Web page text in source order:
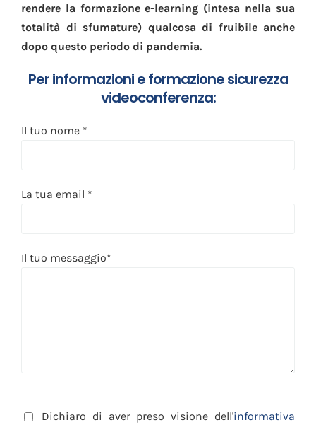
rendere la formazione e-learning (intesa nella sua
totalità di sfumature) qualcosa di fruibile anche
dopo questo periodo di pandemia.
Per informazioni e formazione sicurezza
videoconferenza:
Il tuo nome *
La tua email *
Il tuo messaggio*
Dichiaro di aver preso visione dell'informativa